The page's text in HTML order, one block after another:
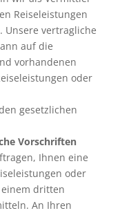
Reiseleistungen
Unsere vertragliche
auf die
vorhandenen
oder
gesetzlichen
Vorschriften
Ihnen eine
oder
dritten
An Ihren